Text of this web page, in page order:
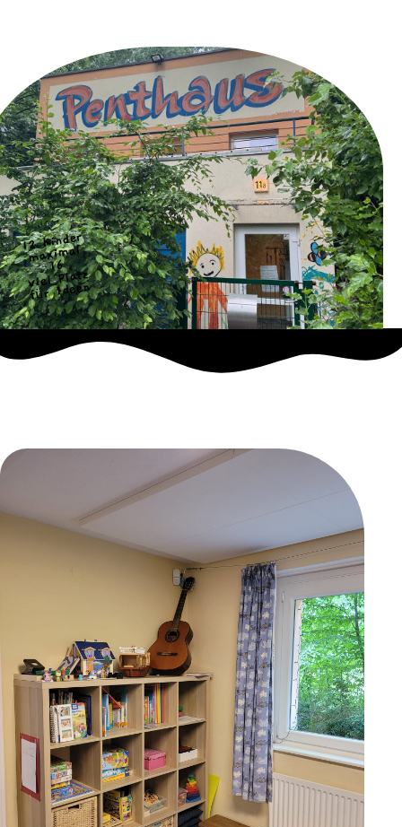
12 Kinder
maximal
16
viel Platz
für Ideen